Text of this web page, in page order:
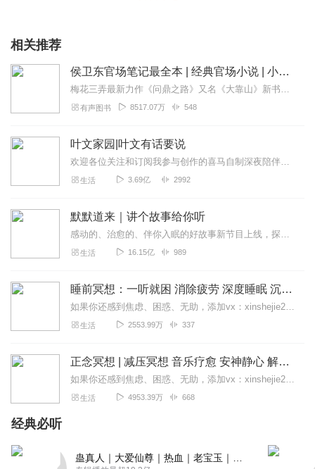
相关推荐
侯卫东官场笔记最全本 | 经典官场小说 | 小桥老树
梅花三弄最新力作《问鼎之路》又名《大靠山》新书上线，前40集免费收听！万浩鹏如何在官场中从小人物逐步向上爬。一个借力高升的官场故事，一部运用阳谋阴谋成功上位的升...
有声图书 8517.07万 548
叶文家园|叶文有话要说
欢迎各位关注和订阅我参与创作的喜马自制深夜陪伴谈话栏目《听你说·百态人声》【听你说·百态人声】每晚直播连线真实人间故事|叶文现场互动中|人间冷暖，抱团取暖每周...
生活 3.69亿 2992
默默道来｜讲个故事给你听
感动的、治愈的、伴你入眠的好故事新节目上线，探索现实世界的无尽魅力，追求对生活的真实记录《听见人间真相》（点击名称，直达专辑）网易人间故事集持续更新中，邀您关注...
生活 16.15亿 989
睡前冥想：一听就困 消除疲劳 深度睡眠 沉浸体验
如果你还感到焦虑、困惑、无助，添加vx：xinshejie2018、vx公众号：宣萱心伴，与主播宣萱开启心灵交流之旅，共建温暖的精神家园！如果你喜欢我的内容，请...
生活 2553.99万 337
正念冥想 | 减压冥想 音乐疗愈 安神静心 解郁降噪
如果你还感到焦虑、困惑、无助，添加vx：xinshejie2018、vx公众号：宣萱心伴，与主播宣萱开启心灵交流之旅，共建温暖的精神家园！如果你喜欢我的内容，请...
生活 4953.39万 668
经典必听